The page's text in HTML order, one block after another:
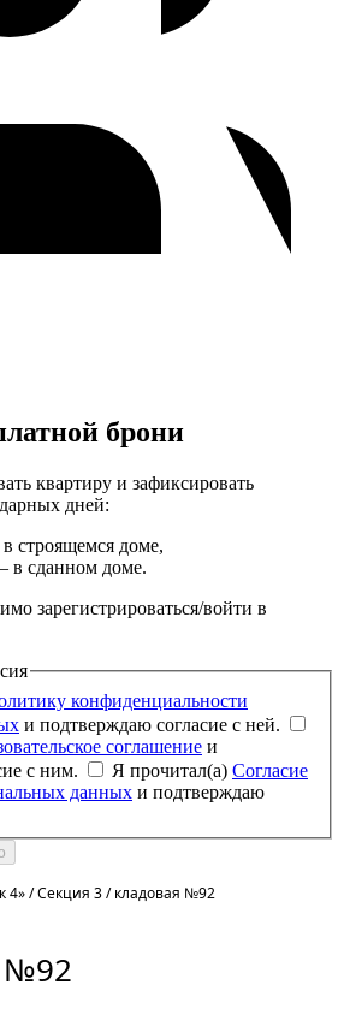
брони
квартиру и зафиксировать
дней:
строящемся доме,
в сданном доме.
зарегистрироваться/войти в
конфиденциальности
и подтверждаю согласие с ней.
соглашение
с ним.
Я прочитал(а) Согласие
данных
4»/Секция 3/кладовая №92
№92